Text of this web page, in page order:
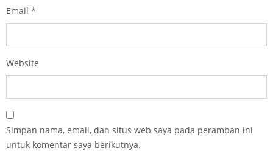
Email *
Website
Simpan nama, email, dan situs web saya pada peramban ini
untuk komentar saya berikutnya.